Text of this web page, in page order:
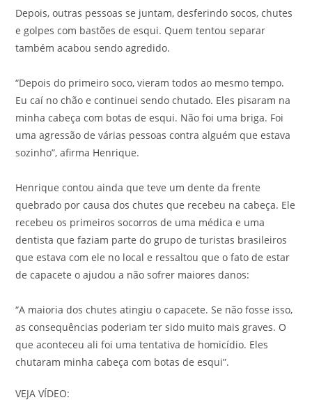
Depois, outras pessoas se juntam, desferindo socos, chutes
e golpes com bastões de esqui. Quem tentou separar
também acabou sendo agredido.
“Depois do primeiro soco, vieram todos ao mesmo tempo.
Eu caí no chão e continuei sendo chutado. Eles pisaram na
minha cabeça com botas de esqui. Não foi uma briga. Foi
uma agressão de várias pessoas contra alguém que estava
sozinho”, afirma Henrique.
Henrique contou ainda que teve um dente da frente
quebrado por causa dos chutes que recebeu na cabeça. Ele
recebeu os primeiros socorros de uma médica e uma
dentista que faziam parte do grupo de turistas brasileiros
que estava com ele no local e ressaltou que o fato de estar
de capacete o ajudou a não sofrer maiores danos:
“A maioria dos chutes atingiu o capacete. Se não fosse isso,
as consequências poderiam ter sido muito mais graves. O
que aconteceu ali foi uma tentativa de homicídio. Eles
chutaram minha cabeça com botas de esqui”.
VEJA VÍDEO: